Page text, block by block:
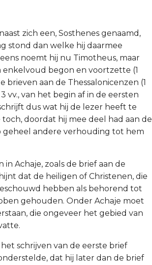
zich een, Sosthenes genaamd,
stond dan welke hij daarmee
noemt hij nu Timotheus, maar
begon en voortzette (1
brieven aan de Thessalonicenzen (1
3 vv., van het begin af in de eersten
dus wat hij de lezer heeft te
doordat hij mee deel had aan de
geheel andere verhouding tot hem
Achaje, zoals de brief aan de
dat de heiligen of Christenen, die
hebben als behorend tot
gehouden. Onder Achaje moet
die ongeveer het gebied van
schrijven van de eerste brief
dat hij later dan de brief